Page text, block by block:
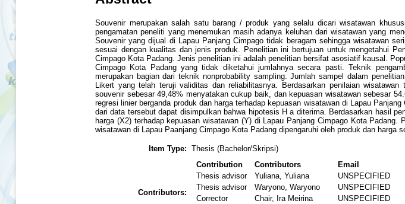
Souvenir merupakan salah satu barang / produk yang selalu dicari wisatawan
pengamatan peneliti yang menemukan masih adanya keluhan dari wisatawan yang
Souvenir yang dijual di Lapau Panjang Cimpago tidak beragam sehingga wisatawan
sesuai dengan kualitas dan jenis produk. Penelitian ini bertujuan untuk mengetahui
Cimpago Kota Padang. Jenis penelitian ini adalah penelitian bersifat asosiatif kausal.
Cimpago Kota Padang yang tidak diketahui jumlahnya secara pasti. Teknik
merupakan bagian dari teknik nonprobability sampling. Jumlah sampel dalam
Likert yang telah teruji validitas dan reliabilitasnya. Berdasarkan penilaian
souvenir sebesar 49,48% menyatakan cukup baik, dan kepuasan wisatawan sebesar
regresi linier berganda produk dan harga terhadap kepuasan wisatawan di Lapau
dari data tersebut dapat disimpulkan bahwa hipotesis H a diterima. Berdasarkan hasil
harga (X2) terhadap kepuasan wisatawan (Y) di Lapau Panjang Cimpago Kota
wisatawan di Lapau Paanjang Cimpago Kota Padang dipengaruhi oleh produk dan harga
Item Type: Thesis (Bachelor/Skripsi)
Contributors:
Contribution Contributors
Email
Thesis advisor
Yuliana, Yuliana
UNSPECIFIED
Thesis advisor
Waryono, Waryono
UNSPECIFIED
Corrector
Chair, Ira Meirina
UNSPECIFIED